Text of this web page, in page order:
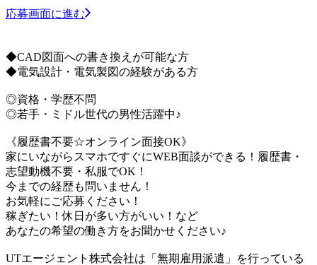
応募画面に進む
◆CAD図面への書き換えが可能な方
◆電気設計・電気製図の経験がある方
◎資格・学歴不問
◎若手・ミドル世代の男性活躍中♪
《履歴書不要☆オンライン面接OK》
家にいながらスマホですぐにWEB面談ができる！履歴書・
志望動機不要・私服でOK！
今までの経歴も問いません！
お気軽にご応募ください！
稼ぎたい！休日が多い方がいい！など
あなたの希望の働き方をお聞かせください♪
UTエージェント株式会社は「無期雇用派遣」を行っている